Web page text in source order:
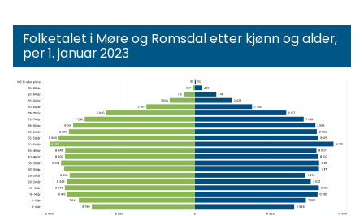
Folketalet i Møre og Romsdal etter kjønn og alder,
per 1. januar 2023
Klikk for
forhåndsvisning